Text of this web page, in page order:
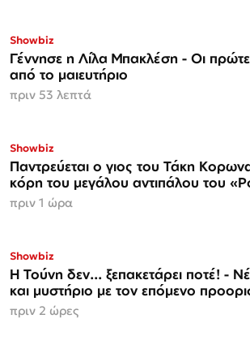
Showbiz
Γέννησε η Λίλα Μπακλέση - Οι
από το μαιευτήριο
πριν 53 λεπτά
ΑΠΟΚΛΕΙΣΤΙΚΟ
Showbiz
Παντρεύεται ο γιος του Τάκη
κόρη του μεγάλου αντιπάλου του
πριν 1 ώρα
Showbiz
Η Τούνη δεν... ξεπακετάρει ποτέ! - Νέα απόδραση
και μυστήριο με τον επόμενο
πριν 2 ώρες